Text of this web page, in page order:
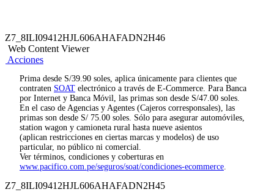
Z7_8ILI09412HJL606AHAFADN2H46
Web Content Viewer
Acciones
Prima desde S/39.90 soles, aplica únicamente para clientes que
contraten SOAT electrónico a través de E-Commerce. Para Banca
por Internet y Banca Móvil, las primas son desde S/47.00 soles.
En el caso de Agencias y Agentes (Cajeros corresponsales), las
primas son desde S/ 75.00 soles. Sólo para asegurar automóviles,
station wagon y camioneta rural hasta nueve asientos
(aplican restricciones en ciertas marcas y modelos) de uso
particular, no público ni comercial.
Ver términos, condiciones y coberturas en
www.pacifico.com.pe/seguros/soat/condiciones-ecommerce.
Z7_8ILI09412HJL606AHAFADN2H45